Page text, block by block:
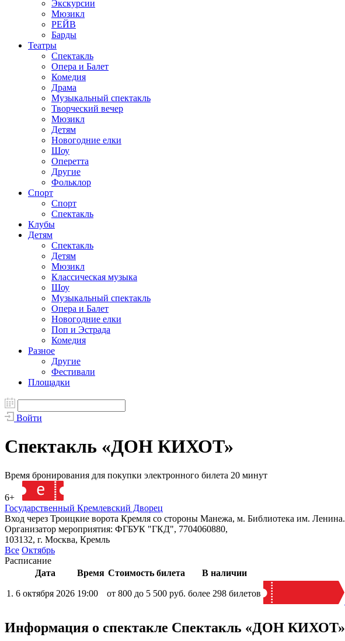
Экскурсии
Мюзикл
РЕЙВ
Барды
Театры
Спектакль
Опера и Балет
Комедия
Драма
Музыкальный спектакль
Творческий вечер
Мюзикл
Детям
Новогодние елки
Шоу
Оперетта
Другие
Фольклор
Спорт
Спорт
Спектакль
Клубы
Детям
Спектакль
Детям
Мюзикл
Классическая музыка
Шоу
Музыкальный спектакль
Опера и Балет
Новогодние елки
Поп и Эстрада
Комедия
Разное
Другие
Фестивали
Площадки
Войти
Спектакль «ДОН КИХОТ»
Время бронирования для покупки электронного билета 20 минут
6+
Государственный Кремлевский Дворец
Вход через Троицкие ворота Кремля со стороны Манежа, м. Библиотека им. Ленина.
Организатор мероприятия: ФГБУК "ГКД", 7704060880,
103132, г. Москва, Кремль
Все Октябрь
Расписание
Дата
Время Стоимость билета В наличии
1. 6 октября 2026 19:00 от 800 до 5 500 руб. более 298 билетов
Информация о спектакле Спектакль «ДОН КИХОТ»